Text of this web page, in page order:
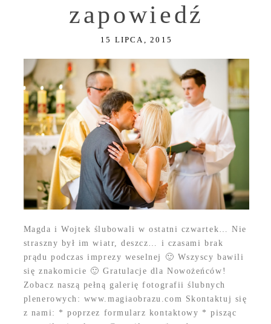
zapowiedź
15 LIPCA, 2015
Magda i Wojtek ślubowali w ostatni czwartek… Nie
straszny był im wiatr, deszcz… i czasami brak
prądu podczas imprezy weselnej 🙂 Wszyscy bawili
się znakomicie 🙂 Gratulacje dla Nowożeńców!
Zobacz naszą pełną galerię fotografii ślubnych
plenerowych: www.magiaobrazu.com Skontaktuj się
z nami: * poprzez formularz kontaktowy * pisząc